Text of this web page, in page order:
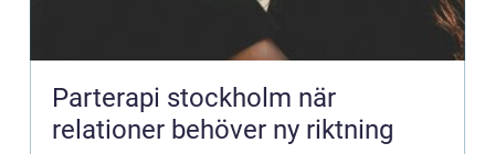
Parterapi stockholm när
relationer behöver ny riktning